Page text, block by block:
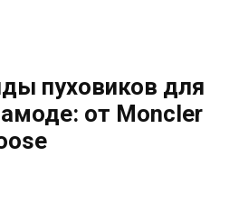
пуховиков для
от Moncler